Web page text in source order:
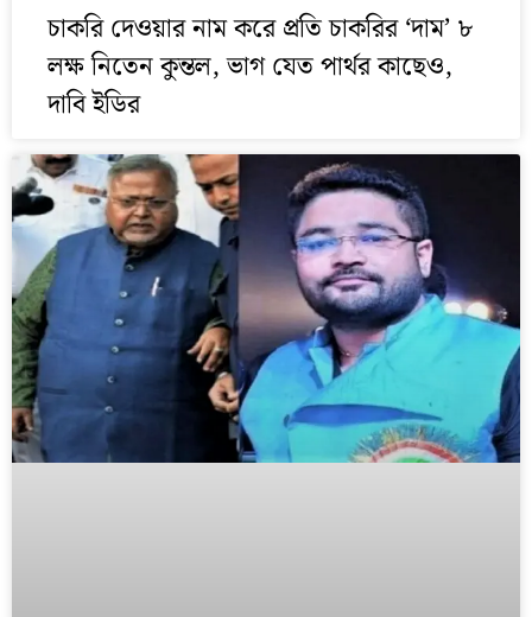
চাকরি দেওয়ার নাম করে প্রতি চাকরির ‘দাম’ ৮
লক্ষ নিতেন কুন্তল, ভাগ যেত পার্থর কাছেও,
দাবি ইডির